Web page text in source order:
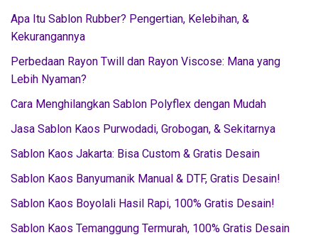
Apa Itu Sablon Rubber? Pengertian, Kelebihan, &
Kekurangannya
Perbedaan Rayon Twill dan Rayon Viscose: Mana yang
Lebih Nyaman?
Cara Menghilangkan Sablon Polyflex dengan Mudah
Jasa Sablon Kaos Purwodadi, Grobogan, & Sekitarnya
Sablon Kaos Jakarta: Bisa Custom & Gratis Desain
Sablon Kaos Banyumanik Manual & DTF, Gratis Desain!
Sablon Kaos Boyolali Hasil Rapi, 100% Gratis Desain!
Sablon Kaos Temanggung Termurah, 100% Gratis Desain